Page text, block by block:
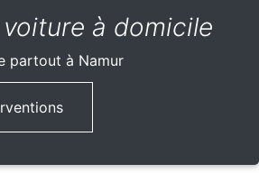
à domicile
partout à Namur